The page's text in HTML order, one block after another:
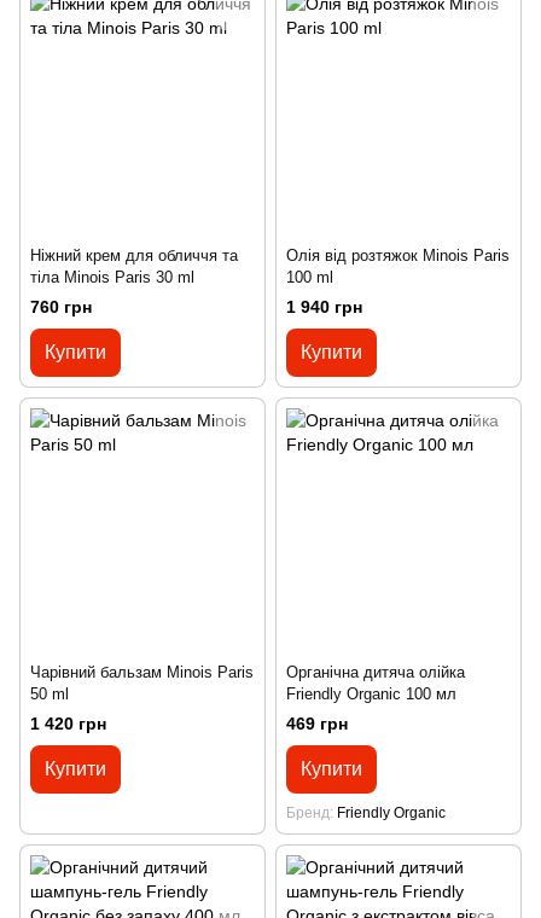
Ніжний крем для обличчя та
тіла Minois Paris 30 ml
760 грн
Купити
Олія від розтяжок Minois Paris
100 ml
1 940 грн
Купити
Чарівний бальзам Minois Paris
50 ml
1 420 грн
Купити
Органічна дитяча олійка
Friendly Organic 100 мл
469 грн
Купити
Бренд Friendly Organic